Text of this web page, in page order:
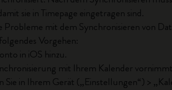
sie in Timepage eingetragen sind.
Probleme mit dem Synchronisieren von
Vorgehen:
in iOS hinzu.
mit Ihrem Kalender
Sie in Ihrem Gerät („Einstellungen“) >